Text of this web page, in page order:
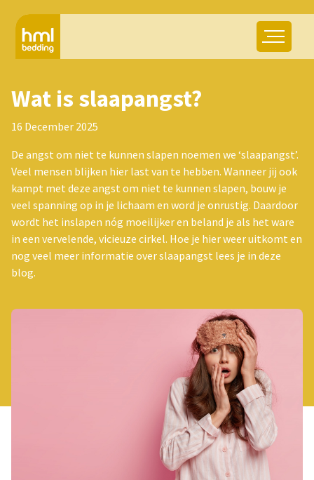
Wat is slaapangst?
16 December 2025
De angst om niet te kunnen slapen noemen we ‘slaapangst’.
Veel mensen blijken hier last van te hebben. Wanneer jij ook
kampt met deze angst om niet te kunnen slapen, bouw je
veel spanning op in je lichaam en word je onrustig. Daardoor
wordt het inslapen nóg moeilijker en beland je als het ware
in een vervelende, vicieuze cirkel. Hoe je hier weer uitkomt en
nog veel meer informatie over slaapangst lees je in deze
blog.